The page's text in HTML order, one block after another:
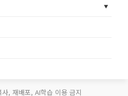
, 재배포, AI학습 이용 금지